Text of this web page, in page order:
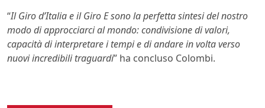
“Il Giro d’Italia e il Giro E sono la perfetta sintesi del nostro
modo di approcciarci al mondo: condivisione di valori,
capacità di interpretare i tempi e di andare in volta verso
nuovi incredibili traguardi” ha concluso Colombi.